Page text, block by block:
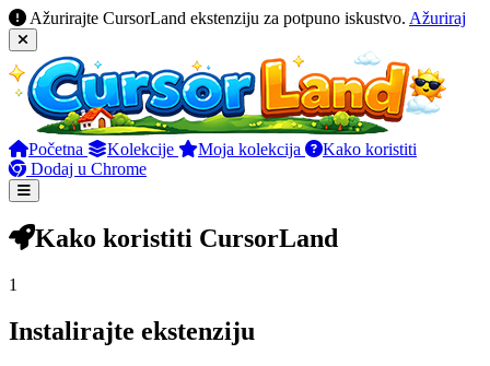
Ažurirajte CursorLand ekstenziju za potpuno iskustvo. Ažuriraj
Početna Kolekcije Moja kolekcija
Kako koristiti
Dodaj u Chrome
Kako koristiti CursorLand
1
Instalirajte ekstenziju